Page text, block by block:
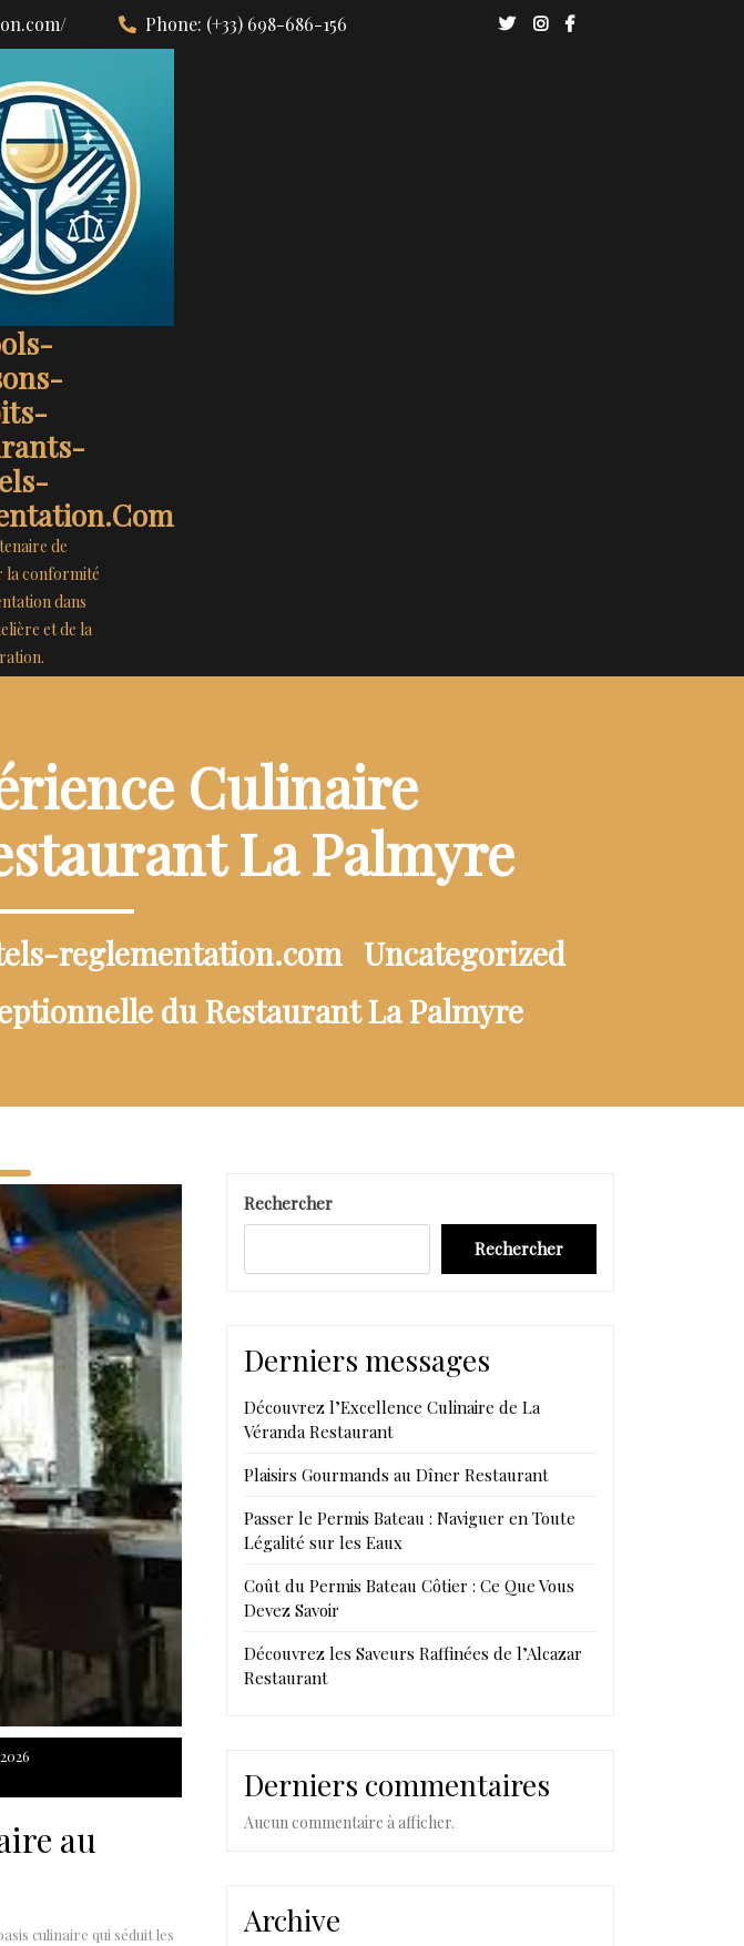
Phone: (+33) 698-686-156
de
la conformité
dans
et de la
Culinaire
La Palmyre
reglementation.com Uncategorized
du Restaurant La Palmyre
au
culinaire qui séduit les
Rechercher
Rechercher
Derniers messages
Découvrez l’Excellence Culinaire de La
Véranda Restaurant
Plaisirs Gourmands au Dîner Restaurant
Passer le Permis Bateau : Naviguer en Toute
Légalité sur les Eaux
Coût du Permis Bateau Côtier : Ce Que Vous
Devez Savoir
Découvrez les Saveurs Raffinées de l’Alcazar
Restaurant
Derniers commentaires
Aucun commentaire à afficher.
Archive